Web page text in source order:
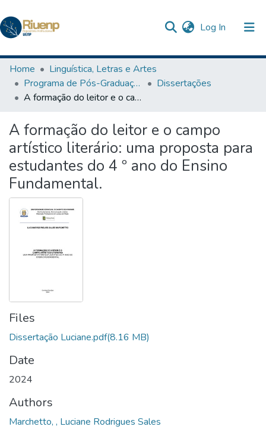
Log In (current)
Communities & Collections
Browse DSpace
Home
Linguística, Letras e Artes
Programa de Pós-Graduação Profissional em Letras
Dissertações
A formação do leitor e o campo artístico literário: uma proposta para estudantes do 4 º ano do Ensino Fundamental.
A formação do leitor e o campo
artístico literário: uma proposta para
estudantes do 4 º ano do Ensino
Fundamental.
Files
Dissertação Luciane.pdf(8.16 MB)
Date
2024
Authors
Marchetto, , Luciane Rodrigues Sales